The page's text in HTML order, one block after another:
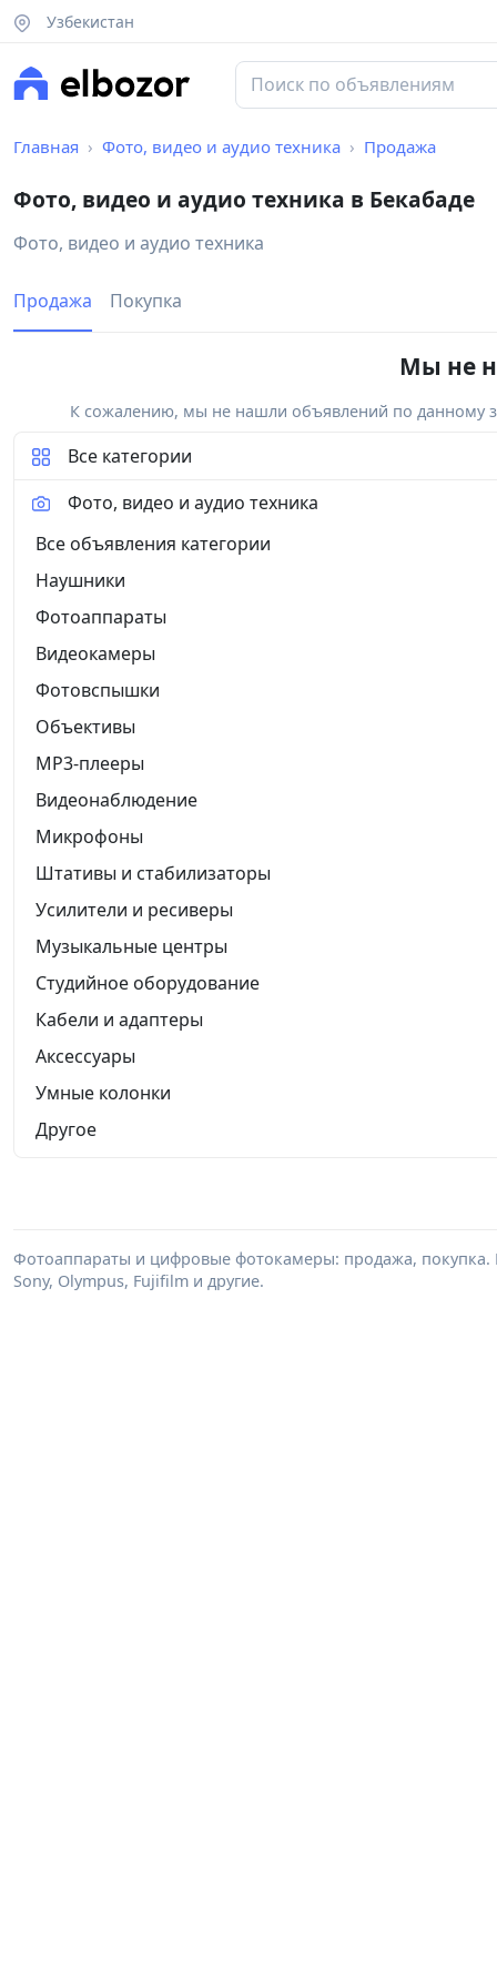
Узбекистан
Главная Фото, видео и аудио техника Продажа
Фото, видео и аудио техника в Бекабаде
Фото, видео и аудио техника
Продажа Покупка
Мы не
К сожалению, мы не нашли объявлений по данному
Все категории
Фото, видео и аудио техника
Все объявления категории
Наушники
Фотоаппараты
Видеокамеры
Фотовспышки
Объективы
MP3-плееры
Видеонаблюдение
Микрофоны
Штативы и стабилизаторы
Усилители и ресиверы
Музыкальные центры
Студийное оборудование
Кабели и адаптеры
Аксессуары
Умные колонки
Другое
Фотоаппараты и цифровые фотокамеры: продажа, покупка.
Sony, Olympus, Fujifilm и другие.